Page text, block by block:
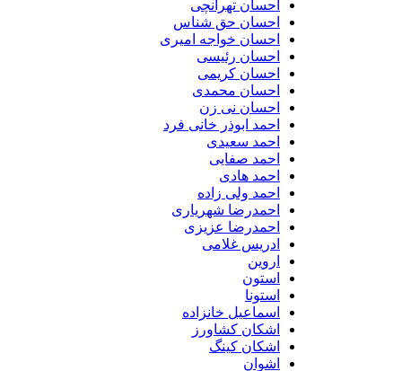
احسان تهرانچی
احسان حق شناس
احسان خواجه امیری
احسان رئیسی
احسان کریمی
احسان محمدی
احسان نی زن
احمد ابوذر خانی فرد
احمد سعیدی
احمد صفایی
احمد هادی
احمد ولی زاده
احمدرضا شهریاری
احمدرضا عزیزی
ادریس غلامی
اروین
استون
استونا
اسماعیل خانزاده
اشکان کشاورز
اشکان کینگ
اشوان